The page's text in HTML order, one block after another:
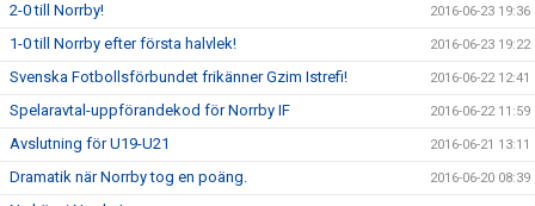
2-0 till Norrby! 2016-06-23 19:36
1-0 till Norrby efter första halvlek! 2016-06-23 19:22
Svenska Fotbollsförbundet frikänner Gzim Istrefi! 2016-06-22 12:41
Spelaravtal-uppförandekod för Norrby IF 2016-06-22 11:59
Avslutning för U19-U21 2016-06-21 13:11
Dramatik när Norrby tog en poäng. 2016-06-20 08:39